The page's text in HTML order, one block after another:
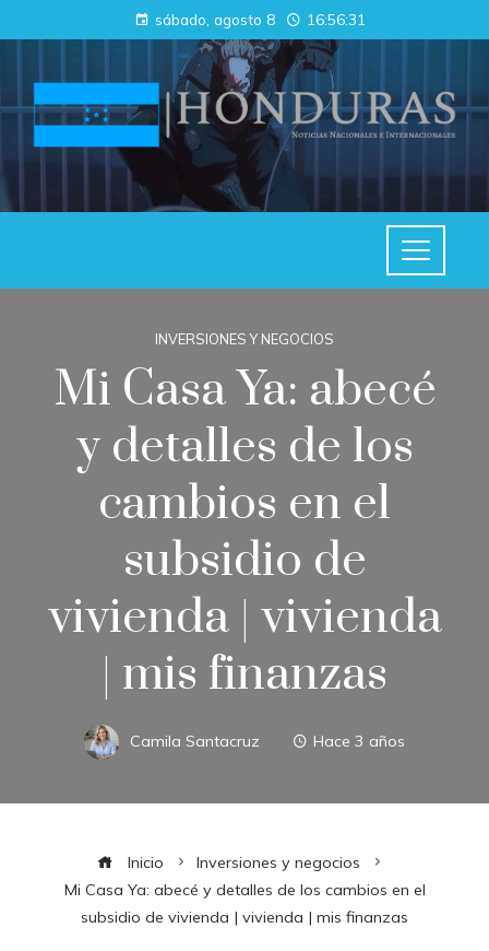
sábado, agosto 8 16:56:31
INVERSIONES Y NEGOCIOS
Mi Casa Ya: abecé
y detalles de los
cambios en el
subsidio de
vivienda | vivienda
| mis finanzas
Camila Santacruz Hace 3 años
Inicio
Inversiones y negocios
Mi Casa Ya: abecé y detalles de los cambios en el
subsidio de vivienda | vivienda | mis finanzas